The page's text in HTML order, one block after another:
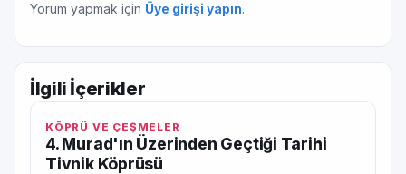
Yorum yapmak için Üye girişi yapın.
İlgili İçerikler
KÖPRÜ VE ÇEŞMELER
4. Murad'ın Üzerinden Geçtiği Tarihi
Tivnik Köprüsü